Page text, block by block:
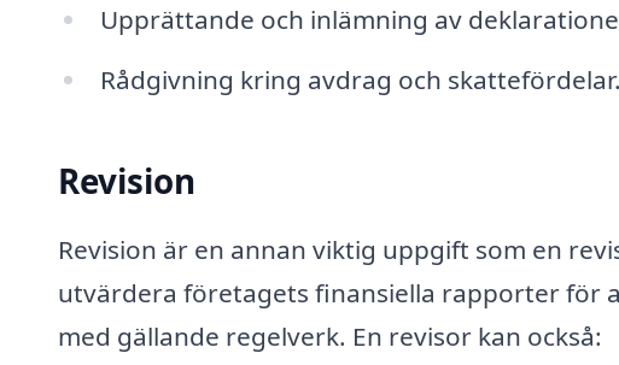
Upprättande och inlämning av
Rådgivning kring avdrag och skattefördelar.
Revision
Revision är en annan viktig uppgift som en
utvärdera företagets finansiella rapporter för
med gällande regelverk. En revisor kan också: